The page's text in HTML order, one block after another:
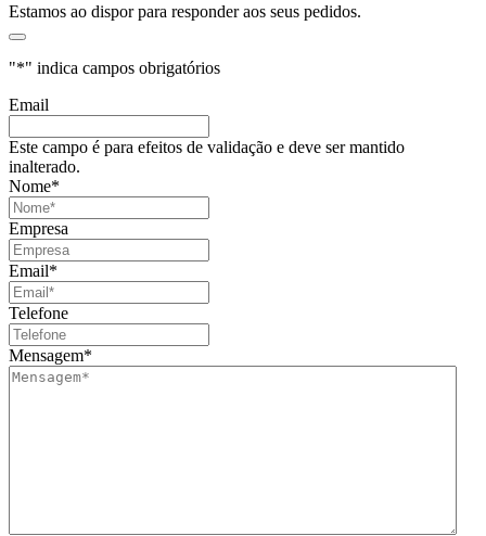
Estamos ao dispor para responder aos seus pedidos.
"*" indica campos obrigatórios
Email
Este campo é para efeitos de validação e deve ser mantido
inalterado.
Nome*
Empresa
Email*
Telefone
Mensagem*